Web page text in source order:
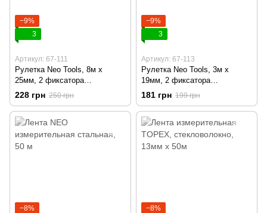
−9%
3
Артикул: 67-111
Рулетка Neo Tools, 8м x
25мм, 2 фиксатора
сматывания, магнит
228 грн 250 грн
−9%
3
Артикул: 67-113
Рулетка Neo Tools, 3м x
19мм, 2 фиксатора
сматывания, магнит
181 грн 199 грн
−8%
−8%